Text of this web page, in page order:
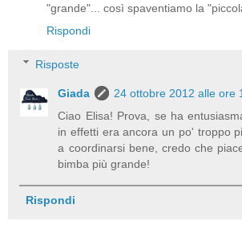
"grande"... così spaventiamo la
Rispondi
Risposte
Giada
24 ottobre 2012 alle ore
Ciao Elisa! Prova, se ha
in effetti era ancora un po' troppo
a coordinarsi bene, credo che
bimba più grande!
Rispondi